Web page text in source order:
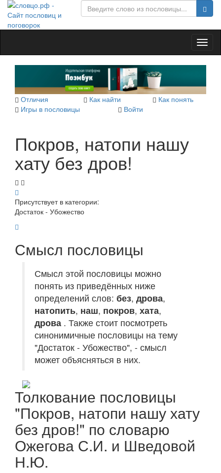
Отличия Как найти
Как понять
Игры в пословицы
Войти
Покров, натопи нашу
хату без дров!
Присутствует в категории:
Достаток - Убожество
Смысл пословицы
Смысл этой пословицы можно
понять из приведённых ниже
определений слов: без, дрова,
натопить, наш, покров, хата,
дрова . Также стоит посмотреть
синонимичные пословицы на тему
"Достаток - Убожество", - смысл
может объясняться в них.
Толкование пословицы
"Покров, натопи нашу хату
без дров!" по словарю
Ожегова С.И. и Шведовой
Н.Ю.